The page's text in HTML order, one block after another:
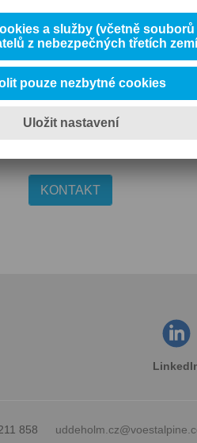
Uddeholm Tyrax ESR Uddeholm Vanax
pro získání
KONTAKT
858